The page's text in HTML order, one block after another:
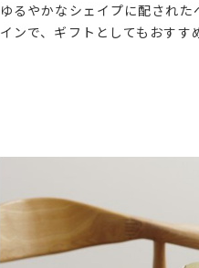
ゆるやかなシェイプに配され
インで、ギフトとしてもおすす